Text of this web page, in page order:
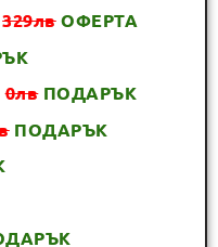
329лвОФЕРТА
0лвПОДАРЪК
ПОДАРЪК